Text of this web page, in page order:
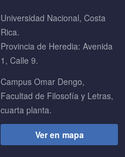
Universidad Nacional, Costa
Rica.
Provincia de Heredia: Avenida
1, Calle 9.
Campus Omar Dengo,
Facultad de Filosofía y Letras,
cuarta planta.
Ver en mapa